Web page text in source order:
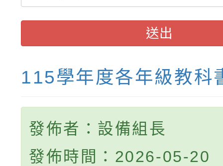
送出
115學年度各年級教科
發佈者：設備組長
發佈時間：2026-05-20